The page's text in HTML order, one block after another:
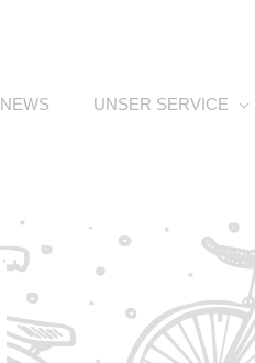
NEWS UNSER SERVICE